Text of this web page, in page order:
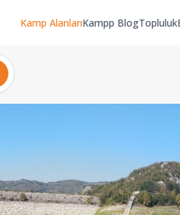
Kamp AlanlarıKampp BlogTopluluk